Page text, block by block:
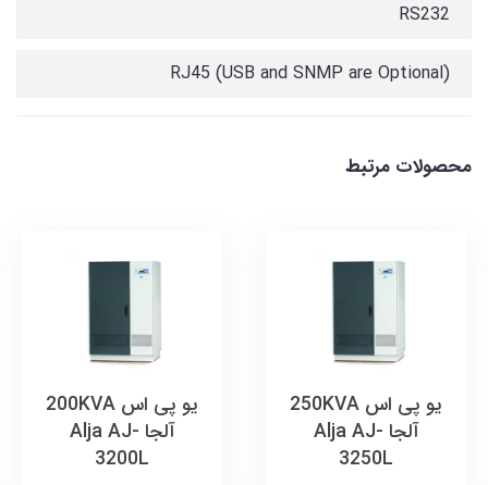
RS232
RJ45 (USB and SNMP are Optional)
محصولات مرتبط
یو پی اس 250KVA
آلجا Alja AJ-
3250L
یو پی اس 200KVA
آلجا Alja AJ-
3200L